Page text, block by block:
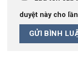
duyệt này cho